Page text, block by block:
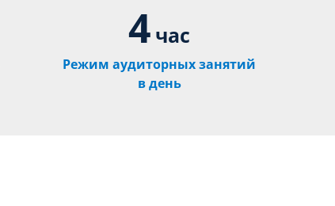
4 час
Режим аудиторных занятий
в день